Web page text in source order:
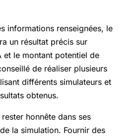
informations renseignées, le
un résultat précis sur
et le montant potentiel de
de réaliser plusieurs
différents simulateurs et
obtenus.
honnête dans ses
la simulation. Fournir des